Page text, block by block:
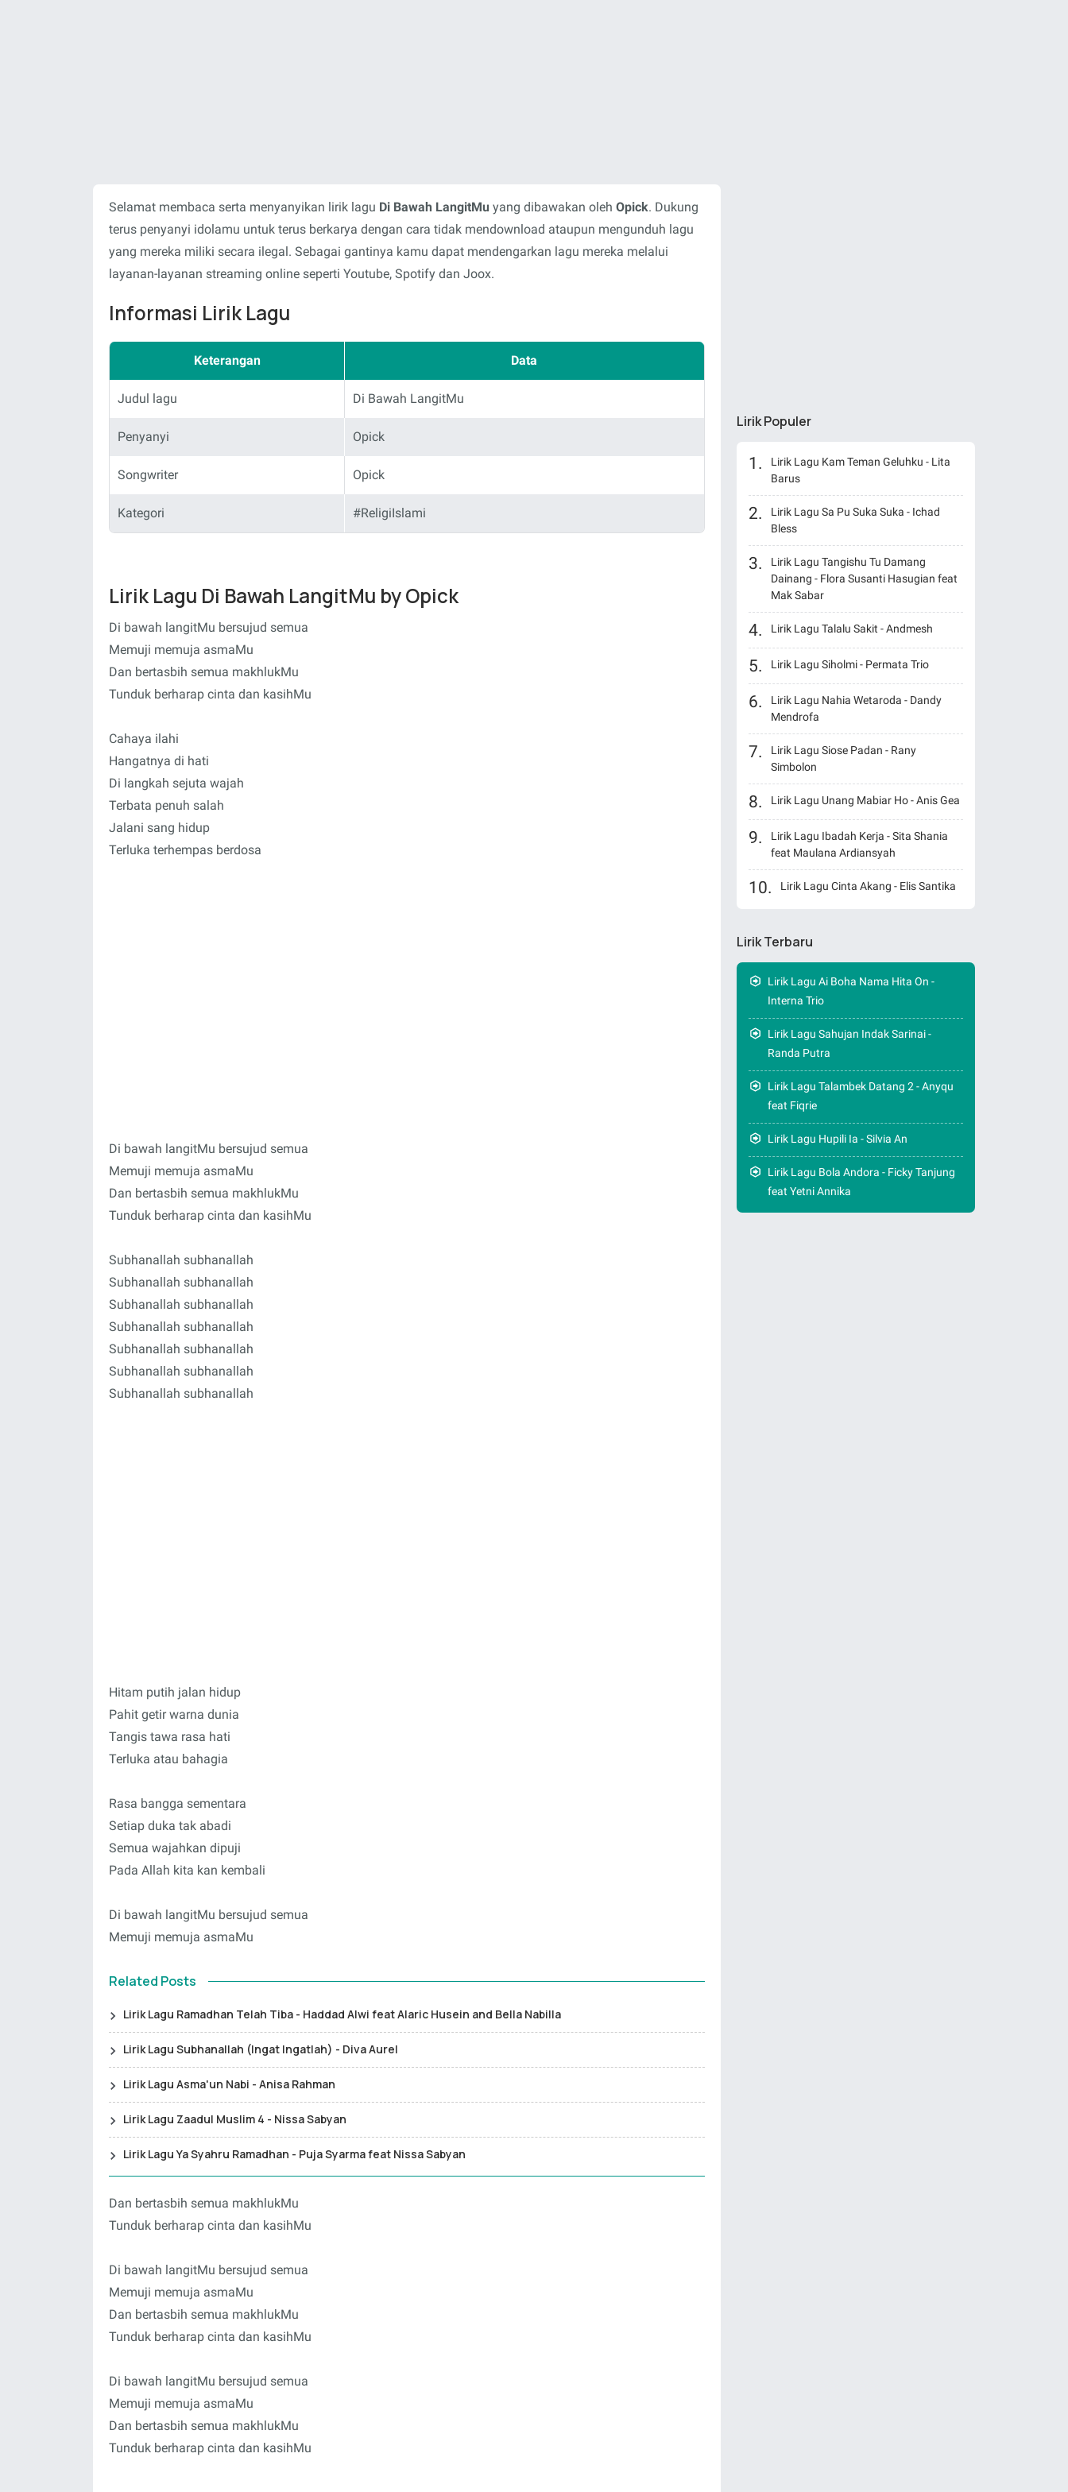
Selamat membaca serta menyanyikan lirik lagu Di Bawah LangitMu yang dibawakan oleh Opick. Dukung
terus penyanyi idolamu untuk terus berkarya dengan cara tidak mendownload ataupun mengunduh lagu
yang mereka miliki secara ilegal. Sebagai gantinya kamu dapat mendengarkan lagu mereka melalui
layanan-layanan streaming online seperti Youtube, Spotify dan Joox.
Informasi Lirik Lagu
Keterangan Data
Judul lagu Di Bawah LangitMu
Penyanyi Opick
Songwriter Opick
Kategori #ReligiIslami
Lirik Lagu Di Bawah LangitMu by Opick
Di bawah langitMu bersujud semua
Memuji memuja asmaMu
Dan bertasbih semua makhlukMu
Tunduk berharap cinta dan kasihMu
Cahaya ilahi
Hangatnya di hati
Di langkah sejuta wajah
Terbata penuh salah
Jalani sang hidup
Terluka terhempas berdosa
Di bawah langitMu bersujud semua
Memuji memuja asmaMu
Dan bertasbih semua makhlukMu
Tunduk berharap cinta dan kasihMu
Subhanallah subhanallah
Subhanallah subhanallah
Subhanallah subhanallah
Subhanallah subhanallah
Subhanallah subhanallah
Subhanallah subhanallah
Subhanallah subhanallah
Hitam putih jalan hidup
Pahit getir warna dunia
Tangis tawa rasa hati
Terluka atau bahagia
Rasa bangga sementara
Setiap duka tak abadi
Semua wajahkan dipuji
Pada Allah kita kan kembali
Di bawah langitMu bersujud semua
Memuji memuja asmaMu
Related Posts
Lirik Lagu Ramadhan Telah Tiba - Haddad Alwi feat Alaric Husein and Bella Nabilla
Lirik Lagu Subhanallah (Ingat Ingatlah) - Diva Aurel
Lirik Lagu Asma'un Nabi - Anisa Rahman
Lirik Lagu Zaadul Muslim 4 - Nissa Sabyan
Lirik Lagu Ya Syahru Ramadhan - Puja Syarma feat Nissa Sabyan
Dan bertasbih semua makhlukMu
Tunduk berharap cinta dan kasihMu
Di bawah langitMu bersujud semua
Memuji memuja asmaMu
Dan bertasbih semua makhlukMu
Tunduk berharap cinta dan kasihMu
Di bawah langitMu bersujud semua
Memuji memuja asmaMu
Dan bertasbih semua makhlukMu
Tunduk berharap cinta dan kasihMu
Lirik Populer
Lirik Lagu Kam Teman Geluhku - Lita
Barus
Lirik Lagu Sa Pu Suka Suka - Ichad
Bless
Lirik Lagu Tangishu Tu Damang
Dainang - Flora Susanti Hasugian feat
Mak Sabar
Lirik Lagu Talalu Sakit - Andmesh
Lirik Lagu Siholmi - Permata Trio
Lirik Lagu Nahia Wetaroda - Dandy
Mendrofa
Lirik Lagu Siose Padan - Rany
Simbolon
Lirik Lagu Unang Mabiar Ho - Anis Gea
Lirik Lagu Ibadah Kerja - Sita Shania
feat Maulana Ardiansyah
Lirik Lagu Cinta Akang - Elis Santika
Lirik Terbaru
Lirik Lagu Ai Boha Nama Hita On -
Interna Trio
Lirik Lagu Sahujan Indak Sarinai -
Randa Putra
Lirik Lagu Talambek Datang 2 - Anyqu
feat Fiqrie
Lirik Lagu Hupili Ia - Silvia An
Lirik Lagu Bola Andora - Ficky Tanjung
feat Yetni Annika